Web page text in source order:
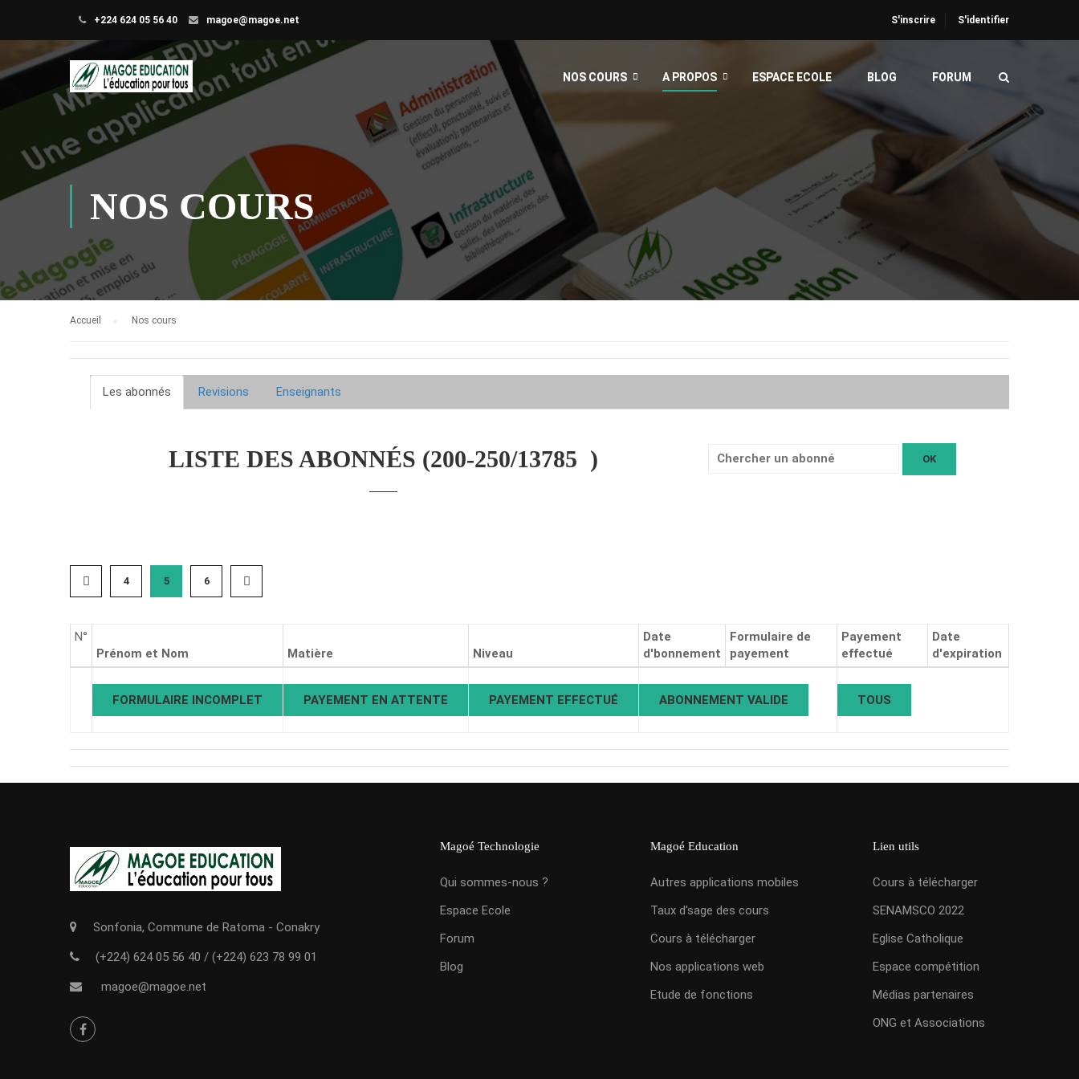
+224 624 05 56 40 magoe@magoe.net S'inscrire S'identifier
NOS COURS A PROPOS ESPACE ECOLE BLOG FORUM
NOS COURS
Accueil Nos cours
Les abonnés Revisions Enseignants
LISTE DES ABONNÉS (200-250/13785 )
Chercher
4 5 6
N°
Prénom et Nom
Matière Niveau
Date
d'bonnement
Formulaire de
payement
Payement
effectué
Date
d'expiration
FORMULAIRE INCOMPLET PAYEMENT EN ATTENTE PAYEMENT EFFECTUÉ ABONNEMENT VALIDE TOUS
Sonfonia, Commune de Ratoma - Conakry
(+224) 624 05 56 40 / (+224) 623 78 99 01
magoe@magoe.net
Magoé Technologie
Qui sommes-nous ?
Espace Ecole
Forum
Blog
Magoé Education
Autres applications mobiles
Taux d'sage des cours
Cours à télécharger
Nos applications web
Etude de fonctions
Lien utils
Cours à télécharger
SENAMSCO 2022
Eglise Catholique
Espace compétition
Médias partenaires
ONG et Associations